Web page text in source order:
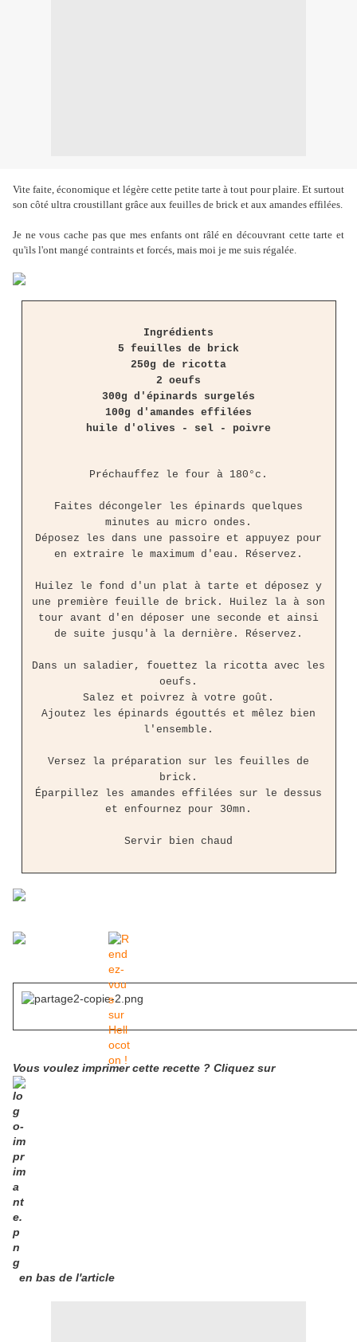
Vite faite, économique et légère cette petite tarte à tout pour plaire. Et surtout
son côté ultra croustillant grâce aux feuilles de brick et aux amandes effilées.
Je ne vous cache pas que mes enfants ont râlé en découvrant cette tarte et
qu'ils l'ont mangé contraints et forcés, mais moi je me suis régalée.
Ingrédients
5 feuilles de brick
250g de ricotta
2 oeufs
300g d'épinards surgelés
100g d'amandes effilées
huile d'olives - sel - poivre
Préchauffez le four à 180°c.
Faites décongeler les épinards quelques
minutes au micro ondes.
Déposez les dans une passoire et appuyez pour
en extraire le maximum d'eau. Réservez.
Huilez le fond d'un plat à tarte et déposez y
une première feuille de brick. Huilez la à son
tour avant d'en déposer une seconde et ainsi
de suite jusqu'à la dernière. Réservez.
Dans un saladier, fouettez la ricotta avec les
oeufs.
Salez et poivrez à votre goût.
Ajoutez les épinards égouttés et mêlez bien
l'ensemble.
Versez la préparation sur les feuilles de
brick.
Éparpillez les amandes effilées sur le dessus
et enfournez pour 30mn.
Servir bien chaud
Vous voulez imprimer cette recette ? Cliquez sur
en bas de l'article